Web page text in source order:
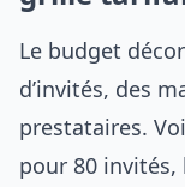
Le budget
d’invités, des
prestataires.
pour 80 invités,